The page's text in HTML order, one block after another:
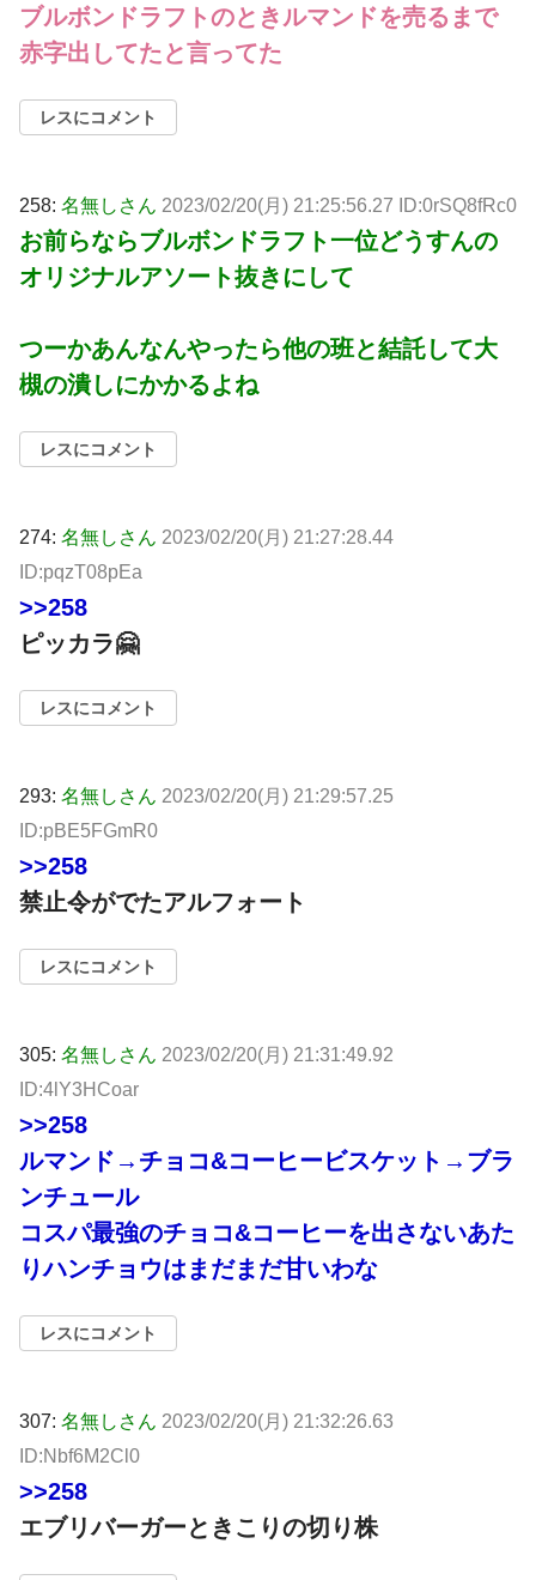
ブルボンドラフトのときルマンドを売るまで
赤字出してたと言ってた
レスにコメント
258: 名無しさん 2023/02/20(月) 21:25:56.27 ID:0rSQ8fRc0
お前らならブルボンドラフト一位どうすんの
オリジナルアソート抜きにして
つーかあんなんやったら他の班と結託して大
槻の潰しにかかるよね
レスにコメント
274: 名無しさん 2023/02/20(月) 21:27:28.44
ID:pqzT08pEa
>>258
ピッカラ🤗
レスにコメント
293: 名無しさん 2023/02/20(月) 21:29:57.25
ID:pBE5FGmR0
>>258
禁止令がでたアルフォート
レスにコメント
305: 名無しさん 2023/02/20(月) 21:31:49.92
ID:4lY3HCoar
>>258
ルマンド→チョコ&コーヒービスケット→ブラ
ンチュール
コスパ最強のチョコ&コーヒーを出さないあた
りハンチョウはまだまだ甘いわな
レスにコメント
307: 名無しさん 2023/02/20(月) 21:32:26.63
ID:Nbf6M2Cl0
>>258
エブリバーガーときこりの切り株